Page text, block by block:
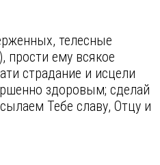
телесные
ему всякое
страдание и исцели
здоровым; сделай
Тебе славу, Отцу и